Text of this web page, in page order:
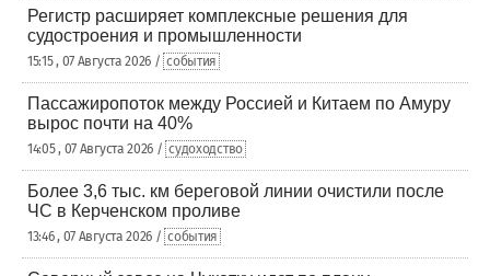
Регистр расширяет комплексные решения для
судостроения и промышленности
15:15 , 07 Августа 2026 / события
Пассажиропоток между Россией и Китаем по Амуру
вырос почти на 40%
14:05 , 07 Августа 2026 / судоходство
Более 3,6 тыс. км береговой линии очистили после
ЧС в Керченском проливе
13:46 , 07 Августа 2026 / события